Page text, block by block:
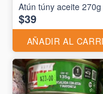
Atún túny aceite 270g
$39
AÑADIR AL